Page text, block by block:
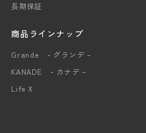
長期保証
商品ラインナップ
Grande - グランデ –
KANADE - カナデ –
Life X